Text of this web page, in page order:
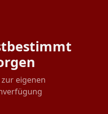
eigenen